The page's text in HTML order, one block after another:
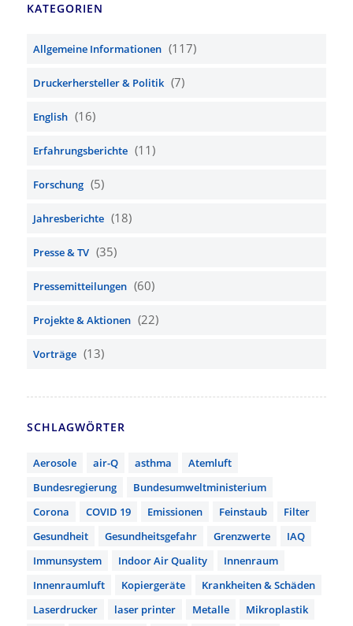
KATEGORIEN
Allgemeine Informationen (117)
Druckerhersteller & Politik (7)
English (16)
Erfahrungsberichte (11)
Forschung (5)
Jahresberichte (18)
Presse & TV (35)
Pressemitteilungen (60)
Projekte & Aktionen (22)
Vorträge (13)
SCHLAGWÖRTER
Aerosole air-Q asthma
Atemluft
Bundesregierung
Bundesumweltministerium
Corona
COVID 19 Emissionen Feinstaub
Filter
Gesundheit
Gesundheitsgefahr Grenzwerte
IAQ
Immunsystem
Indoor Air Quality
Innenraum
Innenraumluft
Kopiergeräte
Krankheiten & Schäden
Laserdrucker
laser printer Metalle
Mikroplastik